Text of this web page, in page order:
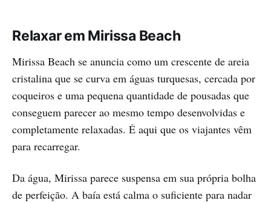
Relaxar em Mirissa Beach
Mirissa Beach se anuncia como um crescente de areia
cristalina que se curva em águas turquesas, cercada por
coqueiros e uma pequena quantidade de pousadas que
conseguem parecer ao mesmo tempo desenvolvidas e
completamente relaxadas. É aqui que os viajantes vêm
para recarregar.
Da água, Mirissa parece suspensa em sua própria bolha
de perfeição. A baía está calma o suficiente para nadar